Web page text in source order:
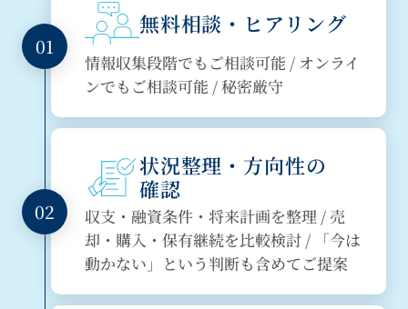
01
無料相談・ヒアリング
情報収集段階でもご相談可能 / オンライ
ンでもご相談可能 / 秘密厳守
02
状況整理・方向性の
確認
収支・融資条件・将来計画を整理 / 売
却・購入・保有継続を比較検討 / 「今は
動かない」という判断も含めてご提案